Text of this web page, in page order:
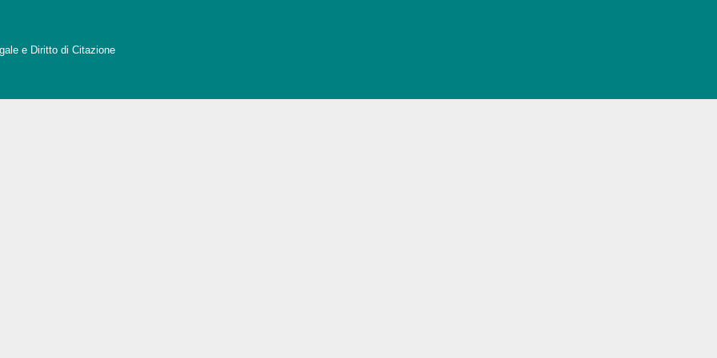
e Diritto di Citazione